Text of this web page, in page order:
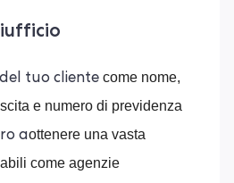
tuo cliente come nome,
e numero di previdenza
aottenere una vasta
come agenzie